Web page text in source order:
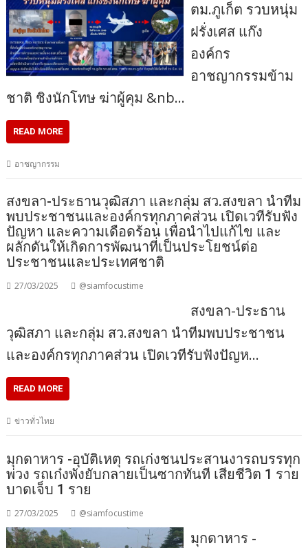
ตม.ภูเก็ต รวบหนุ่ม
ฝรั่งเศส แก๊ง
องค์กร
อาชญากรรมข้าม
ชาติ ชิงนักโทษ ฆ่าผู้คุม &nb…
READ MORE
อาชญากรรม
สงขลา-ประธานวุฒิสภา และกลุ่ม สว.สงขลา นำทีม
พบประชาชนและองค์กรทุกภาคส่วน เปิดเวทีรับฟัง
ปัญหา และความเดือดร้อน เพื่อนำไปแก้ไข และ
ผลักดันให้เกิดการพัฒนาที่เป็นประโยชน์ต่อ
ประชาชนและประเทศชาติ
27/03/2025 @siamfocustime
สงขลา-ประธาน
วุฒิสภา และกลุ่ม สว.สงขลา นำทีมพบประชาชน
และองค์กรทุกภาคส่วน เปิดเวทีรับฟังปัญห…
READ MORE
ข่าวทั่วไทย
มุกดาหาร​ -​อุบัติเหตุ รถเก่งชนประสานงารถบรรทุก
พ่วง รถเก๋งพังยับกลายเป็นซากทันที เสียชีวิต 1 ราย
บาดเจ็บ 1 ราย
27/03/2025 @siamfocustime
มุกดาหาร​ -​